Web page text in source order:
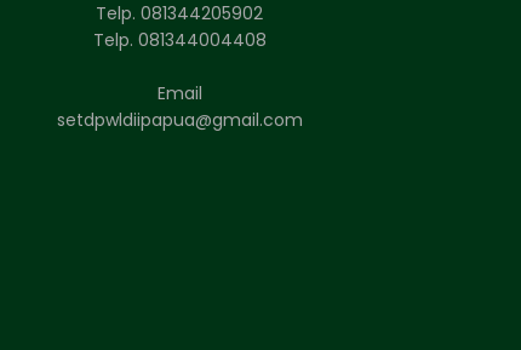
Telp. 081344205902
Telp. 081344004408
Email
setdpwldiipapua@gmail.com